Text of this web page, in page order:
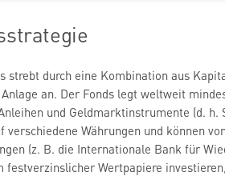
strebt durch eine Kombination aus
an. Der Fonds legt weltweit
und Geldmarktinstrumente (d.
verschiedene Währungen und können
(z. B. die Internationale Bank für
festverzinslicher Wertpapiere